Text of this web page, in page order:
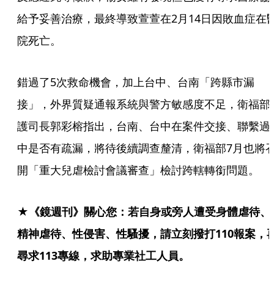
給予妥善治療，最終導致萱萱在2月14日因敗血症在
院死亡。
錯過了5次救命機會，加上台中、台南「跨縣市漏
接」，外界質疑通報系統與警方敏感度不足，衛福部
護司長郭彩榕指出，台南、台中在案件交接、聯繫過
中是否有疏漏，將待後續調查釐清，衛福部7月也將
開「重大兒虐檢討會議審查」檢討跨轄轉銜問題。
★《鏡週刊》關心您：若自身或旁人遭受身體虐待、
精神虐待、性侵害、性騷擾，請立刻撥打110報案，
尋求113專線，求助專業社工人員。